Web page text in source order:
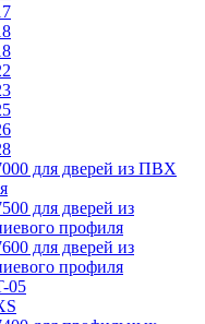
для дверей из ПВХ
для дверей из
профиля
для дверей из
профиля
05